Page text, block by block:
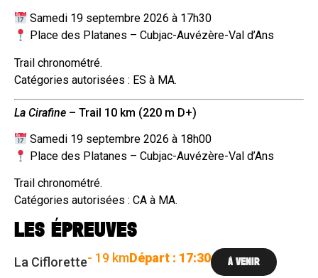
Samedi 19 septembre 2026 à 17h30
Place des Platanes – Cubjac-Auvézère-Val d’Ans
Trail chronométré.
Catégories autorisées : ES à MA.
La Cirafine – Trail 10 km (220 m D+)
Samedi 19 septembre 2026 à 18h00
Place des Platanes – Cubjac-Auvézère-Val d’Ans
Trail chronométré.
Catégories autorisées : CA à MA.
LES ÉPREUVES
La Ciflorette- 19 kmDépart : 17:30 À VENIR